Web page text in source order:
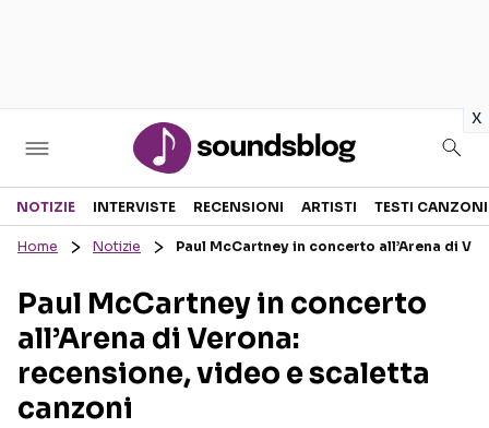
x
Sezioni
RECENSIONI MUSICALI
INTERVISTE
GOSSIP E CURIOSITÀ
TESTI CANZONI
TOUR ED EVENTI
TALENT SHOW
NOTIZIE INTERVISTE RECENSIONI ARTISTI TESTI CANZONI
Home Notizie Paul McCartney in concerto all’Arena di
Paul McCartney in concerto
all’Arena di Verona:
recensione, video e scaletta
canzoni